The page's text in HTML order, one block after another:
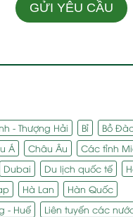
- Thượng Hải Bỉ Bồ
Á Châu Âu
Các tỉnh
Dubai Du lịch quốc tế
Hà Lan
Hàn Quốc
- Huế
Liên tuyến các